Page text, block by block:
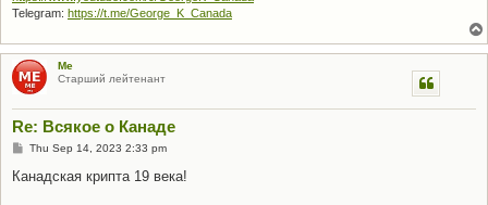
Telegram: https://t.me/George_K_Canada
Me
Старший лейтенант
Re: Всякое о Канаде
P
s
Thu Sep 14, 2023 2:33 pm
Канадская крипта 19 века!